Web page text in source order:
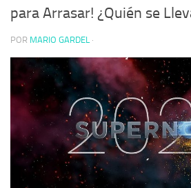
para Arrasar! ¿Quién se
POR MARIO GARDEL ·